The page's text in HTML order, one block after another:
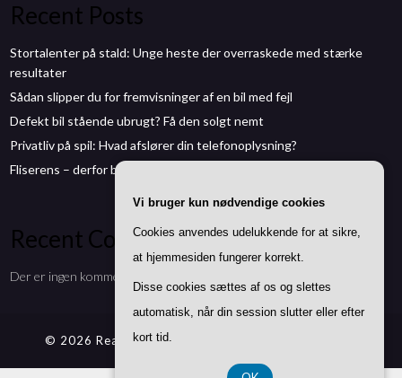
Recent Posts
Stortalenter på stald: Unge heste der overraskede med stærke
resultater
Sådan slipper du for fremvisninger af en bil med fejl
Defekt bil stående ubrugt? Få den solgt nemt
Privatliv på spil: Hvad afslører din telefonoplysning?
Fliserens – derfor bør du give terrassen en forårskur
Recent Comments
Der er ingen kommentarer at vise.
© 2026 Reallifetests.dk
Vi bruger kun nødvendige cookies
Cookies anvendes udelukkende for at sikre,
at hjemmesiden fungerer korrekt.
Disse cookies sættes af os og slettes
automatisk, når din session slutter eller efter
kort tid.